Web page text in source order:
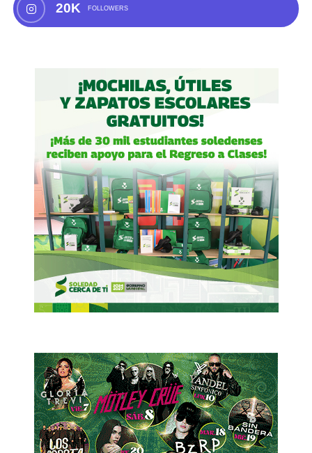
20K FOLLOWERS